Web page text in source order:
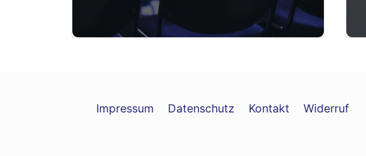
Impressum Datenschutz Kontakt Widerruf